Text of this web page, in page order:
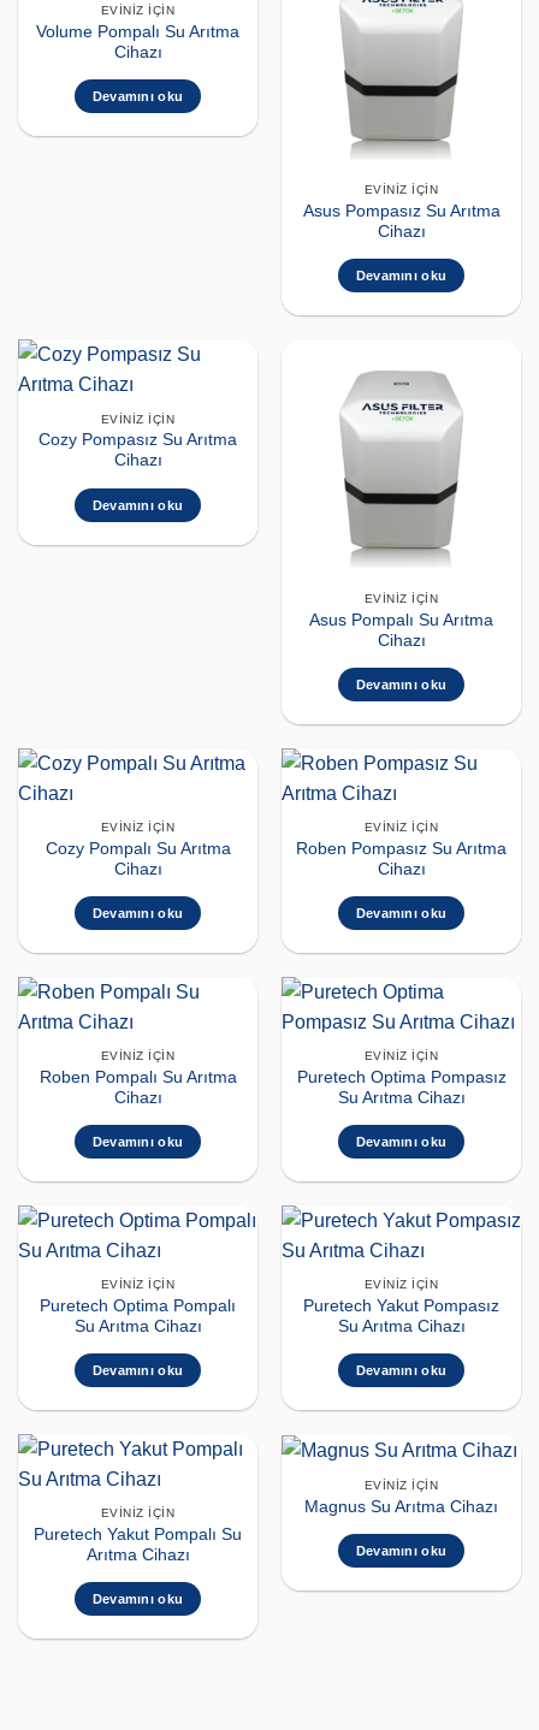
EVINIZ İÇIN
Volume Pompalı Su Arıtma
Cihazı
Devamını oku
EVINIZ İÇIN
Asus Pompasız Su Arıtma
Cihazı
Devamını oku
EVINIZ İÇIN
Cozy Pompasız Su Arıtma
Cihazı
Devamını oku
EVINIZ İÇIN
Asus Pompalı Su Arıtma
Cihazı
Devamını oku
EVINIZ İÇIN
Cozy Pompalı Su Arıtma
Cihazı
Devamını oku
EVINIZ İÇIN
Roben Pompasız Su Arıtma
Cihazı
Devamını oku
EVINIZ İÇIN
Roben Pompalı Su Arıtma
Cihazı
Devamını oku
EVINIZ İÇIN
Puretech Optima Pompasız
Su Arıtma Cihazı
Devamını oku
EVINIZ İÇIN
Puretech Optima Pompalı
Su Arıtma Cihazı
Devamını oku
EVINIZ İÇIN
Puretech Yakut Pompasız
Su Arıtma Cihazı
Devamını oku
EVINIZ İÇIN
Puretech Yakut Pompalı Su
Arıtma Cihazı
Devamını oku
EVINIZ İÇIN
Magnus Su Arıtma Cihazı
Devamını oku